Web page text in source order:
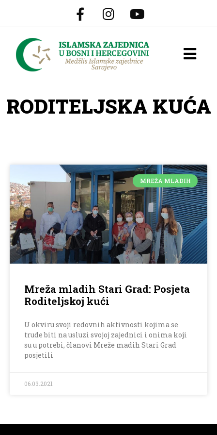
RODITELJSKA KUĆA
MREŽA MLADIH
Mreža mladih Stari Grad: Posjeta
Roditeljskoj kući
U okviru svoji redovnih aktivnosti kojima se
trude biti na usluzi svojoj zajednici i onima koji
su u potrebi, članovi Mreže madih Stari Grad
posjetili
06.03.2021